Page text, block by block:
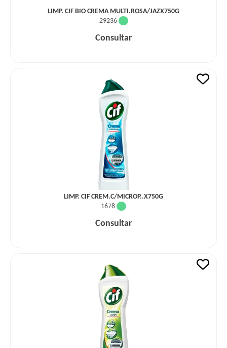
LIMP. CIF BIO CREMA MULTI.ROSA/JAZX750G
29236
Consultar
LIMP. CIF CREM.C/MICROP..X750G
1678
Consultar